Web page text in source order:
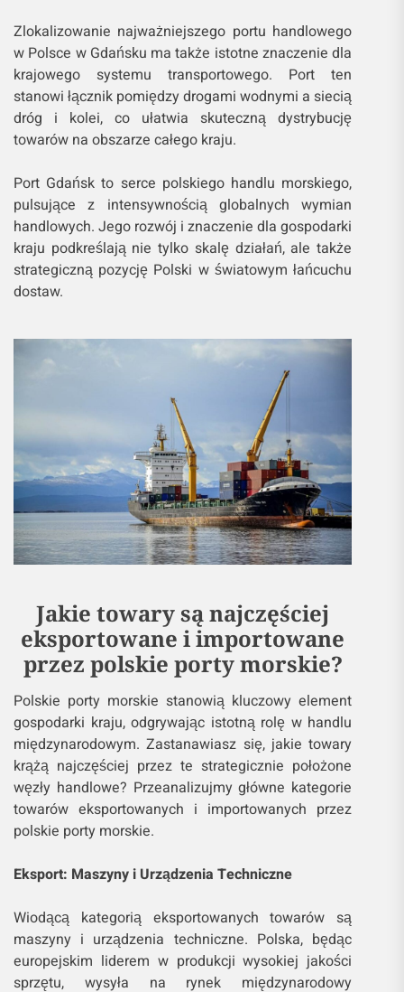
Zlokalizowanie najważniejszego portu handlowego
w Polsce w Gdańsku ma także istotne znaczenie dla
krajowego systemu transportowego. Port ten
stanowi łącznik pomiędzy drogami wodnymi a siecią
dróg i kolei, co ułatwia skuteczną dystrybucję
towarów na obszarze całego kraju.
Port Gdańsk to serce polskiego handlu morskiego,
pulsujące z intensywnością globalnych wymian
handlowych. Jego rozwój i znaczenie dla gospodarki
kraju podkreślają nie tylko skalę działań, ale także
strategiczną pozycję Polski w światowym łańcuchu
dostaw.
Jakie towary są najczęściej
eksportowane i importowane
przez polskie porty morskie?
Polskie porty morskie stanowią kluczowy element
gospodarki kraju, odgrywając istotną rolę w handlu
międzynarodowym. Zastanawiasz się, jakie towary
krążą najczęściej przez te strategicznie położone
węzły handlowe? Przeanalizujmy główne kategorie
towarów eksportowanych i importowanych przez
polskie porty morskie.
Eksport: Maszyny i Urządzenia Techniczne
Wiodącą kategorią eksportowanych towarów są
maszyny i urządzenia techniczne. Polska, będąc
europejskim liderem w produkcji wysokiej jakości
sprzętu, wysyła na rynek międzynarodowy